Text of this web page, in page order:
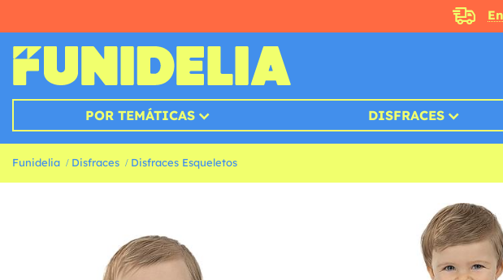
POR TEMÁTICAS DISFRACES
Funidelia Disfraces Disfraces Esqueletos